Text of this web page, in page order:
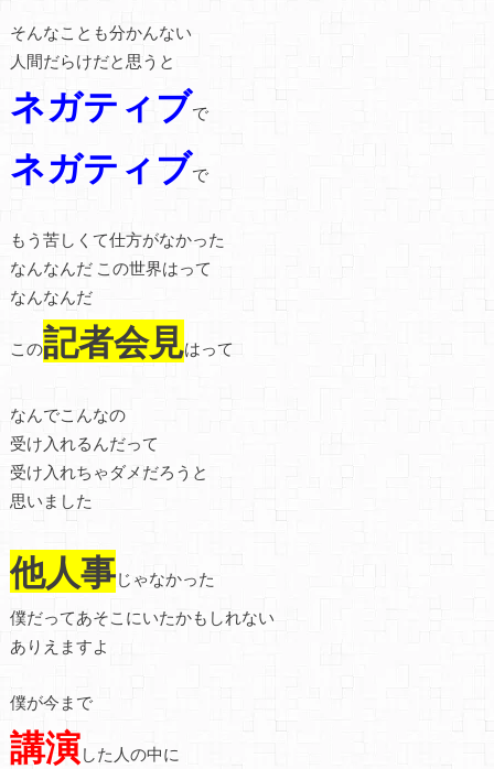
そんなことも分かんない
人間だらけだと思うと
ネガティブで
ネガティブで
もう苦しくて仕方がなかった
なんなんだ この世界はって
なんなんだ
この記者会見はって
なんでこんなの
受け入れるんだって
受け入れちゃダメだろうと
思いました
他人事じゃなかった
僕だってあそこにいたかもしれない
ありえますよ
僕が今まで
講演した人の中に